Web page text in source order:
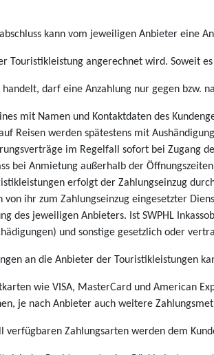
kann vom jeweiligen Anbieter eine
Touristikleistung angerechnet wird. Soweit
handelt, darf eine Anzahlung nur gegen bzw.
mit Namen und Kontaktdaten des
Reisen werden spätestens mit
im Regelfall sofort bei Zugang
bei Anmietung außerhalb der
erfolgt der Zahlungseinzug
von ihr zum Zahlungseinzug eingesetzter
des jeweiligen Anbieters. Ist SWPHL
und sonstige gesetzlich oder
an die Anbieter der Touristikleistungen
wie VISA, MasterCard und American
je nach Anbieter auch weitere
verfügbaren Zahlungsarten werden dem